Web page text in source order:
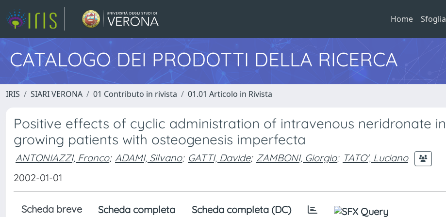
Home Sfoglia
CATALOGO DEI PRODOTTI DELLA RICERCA
IRIS SIARI VERONA 01 Contributo in rivista 01.01 Articolo in Rivista
Positive effects of cyclic administration of intravenous neridronate in
growing patients with osteogenesis imperfecta
ANTONIAZZI, Franco; ADAMI, Silvano; GATTI, Davide; ZAMBONI, Giorgio; TATO', Luciano
2002-01-01
Scheda breve Scheda completa Scheda completa (DC)